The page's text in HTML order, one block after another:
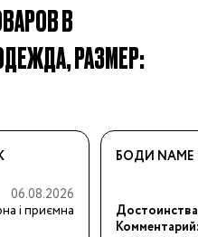
В
РАЗМЕР:
06.08.2026
і приємна
БОДИ NAME